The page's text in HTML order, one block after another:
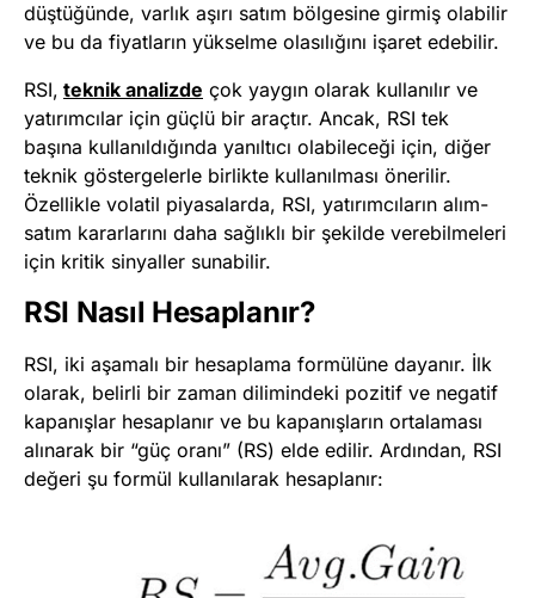
düştüğünde, varlık aşırı satım bölgesine girmiş olabilir
ve bu da fiyatların yükselme olasılığını işaret edebilir.
RSI, teknik analizde çok yaygın olarak kullanılır ve
yatırımcılar için güçlü bir araçtır. Ancak, RSI tek
başına kullanıldığında yanıltıcı olabileceği için, diğer
teknik göstergelerle birlikte kullanılması önerilir.
Özellikle volatil piyasalarda, RSI, yatırımcıların alım-
satım kararlarını daha sağlıklı bir şekilde verebilmeleri
için kritik sinyaller sunabilir.
RSI Nasıl Hesaplanır?
RSI, iki aşamalı bir hesaplama formülüne dayanır. İlk
olarak, belirli bir zaman dilimindeki pozitif ve negatif
kapanışlar hesaplanır ve bu kapanışların ortalaması
alınarak bir “güç oranı” (RS) elde edilir. Ardından, RSI
değeri şu formül kullanılarak hesaplanır: